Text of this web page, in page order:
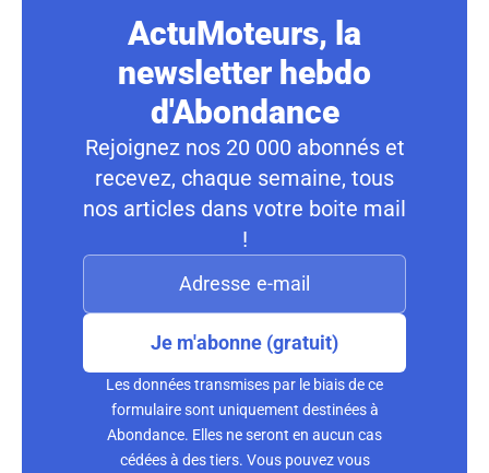
ActuMoteurs, la
newsletter hebdo
d'Abondance
Rejoignez nos 20 000 abonnés et
recevez, chaque semaine, tous
nos articles dans votre boite mail
!
Je m'abonne (gratuit)
Les données transmises par le biais de ce
formulaire sont uniquement destinées à
Abondance. Elles ne seront en aucun cas
cédées à des tiers. Vous pouvez vous